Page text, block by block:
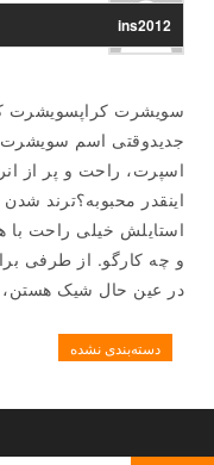
ins2012
سویشرت کراپسویشرت
جدیدوقتی اسم سویشرت
اسپرت، راحت و پر از
اینقدر محبوبه؟ترند
استایلش خیلی راحت
و چه کارگو. از طرفی
در عین حال شیک هستن،
دسته‌بندی نشده